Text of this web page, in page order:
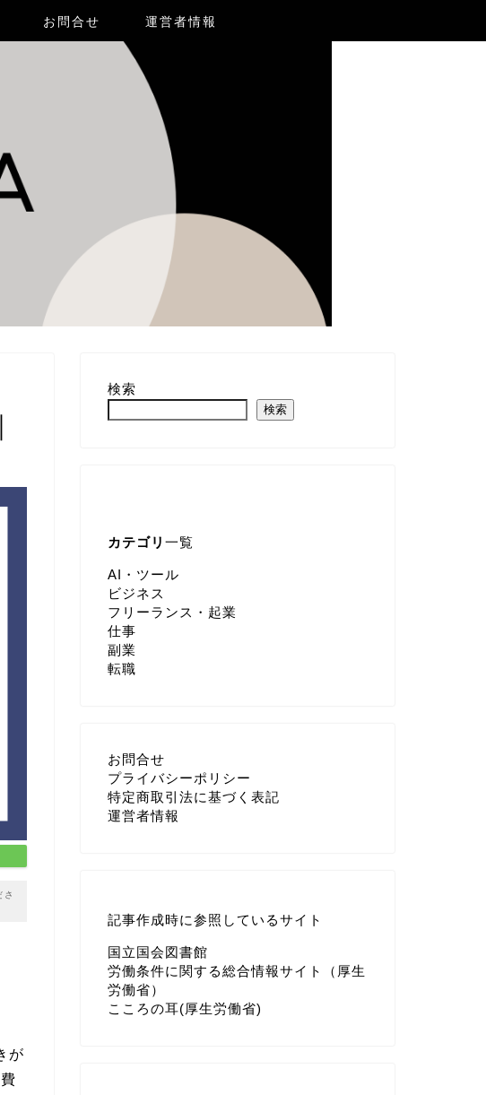
お問合せ 運営者情報
が
検索
検索
カテゴリ 一覧
AI・ツール
ビジネス
フリーランス・起業
仕事
副業
転職
お問合せ
プライバシーポリシー
特定商取引法に基づく表記
運営者情報
記事作成時に参照しているサイト
国立国会図書館
労働条件に関する総合情報サイト（厚生
労働省）
こころの耳(厚生労働省)